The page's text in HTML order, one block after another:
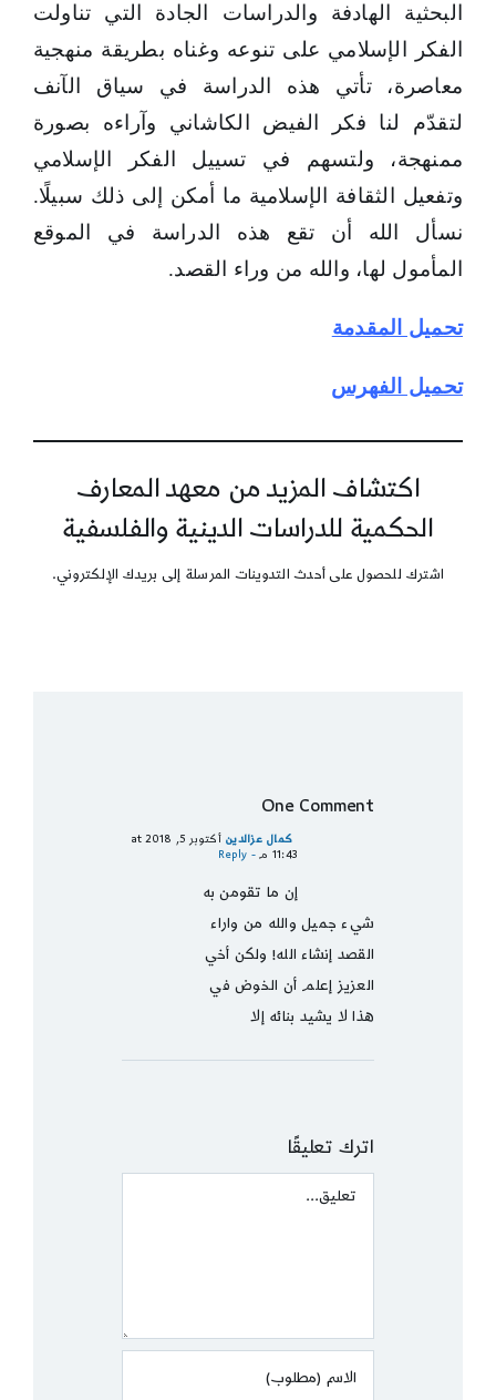
البحثية الهادفة والدراسات الجادة التي تناولت
الفكر الإسلامي على تنوعه وغناه بطريقة منهجية
معاصرة، تأتي هذه الدراسة في سياق الآنف
لتقدّم لنا فكر الفيض الكاشاني وآراءه بصورة
ممنهجة، ولتسهم في تسييل الفكر الإسلامي
وتفعيل الثقافة الإسلامية ما أمكن إلى ذلك سبيلًا.
نسأل الله أن تقع هذه الدراسة في الموقع
المأمول لها، والله من وراء القصد.
تحميل المقدمة
تحميل الفهرس
اكتشاف المزيد من معهد المعارف
الحكمية للدراسات الدينية والفلسفية
اشترك للحصول على أحدث التدوينات المرسلة إلى بريدك الإلكتروني.
One Comment
كمال عزالدين
أكتوبر 5, 2018 at
11:43 م
- Reply
إن ما تقومن به
شيء جميل والله من واراء
القصد إنشاء الله! ولكن أخي
العزيز إعلم أن الخوض في
هذا لا يشيد بنائه إلا
اترك تعليقًا
Comment